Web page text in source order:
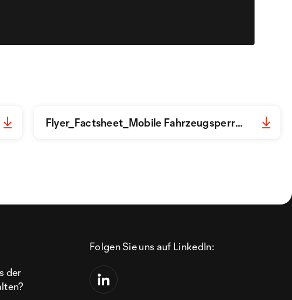
Flyer_Factsheet_Mobile Fahrzeugsperren_Hörmann_DE.pdf
der
Folgen Sie uns auf LinkedIn: